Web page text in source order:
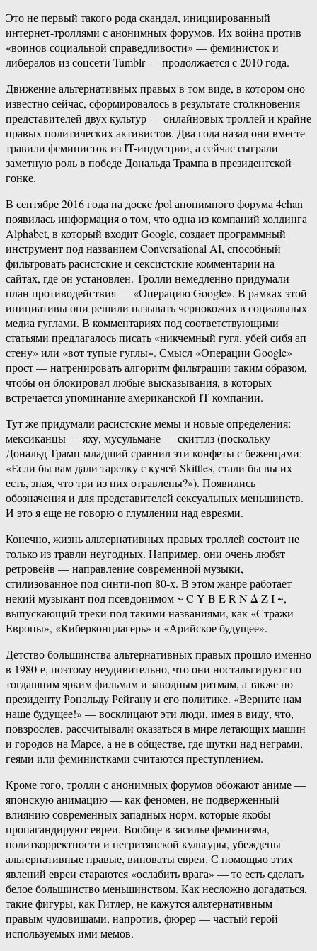
Это не первый такого рода скандал, инициированный
интернет-троллями с анонимных форумов. Их война против
«воинов социальной справедливости» — феминисток и
либералов из соцсети Tumblr — продолжается с 2010 года.
Движение альтернативных правых в том виде, в котором оно
известно сейчас, сформировалось в результате столкновения
представителей двух культур — онлайновых троллей и крайне
правых политических активистов. Два года назад они вместе
травили феминисток из IT-индустрии, а сейчас сыграли
заметную роль в победе Дональда Трампа в президентской
гонке.
В сентябре 2016 года на доске /pol анонимного форума 4chan
появилась информация о том, что одна из компаний холдинга
Alphabet, в который входит Google, создает программный
инструмент под названием Conversational AI, способный
фильтровать расистские и сексистские комментарии на
сайтах, где он установлен. Тролли немедленно придумали
план противодействия — «Операцию Google». В рамках этой
инициативы они решили называть чернокожих в социальных
медиа гуглами. В комментариях под соответствующими
статьями предлагалось писать «никчемный гугл, убей сибя ап
стену» или «вот тупые гуглы». Смысл «Операции Google»
прост — натренировать алгоритм фильтрации таким образом,
чтобы он блокировал любые высказывания, в которых
встречается упоминание американской IT-компании.
Тут же придумали расистские мемы и новые определения:
мексиканцы — яху, мусульмане — скиттлз (поскольку
Дональд Трамп-младший сравнил эти конфеты с беженцами:
«Если бы вам дали тарелку с кучей Skittles, стали бы вы их
есть, зная, что три из них отравлены?»). Появились
обозначения и для представителей сексуальных меньшинств.
И это я еще не говорю о глумлении над евреями.
Конечно, жизнь альтернативных правых троллей состоит не
только из травли неугодных. Например, они очень любят
ретровейв — направление современной музыки,
стилизованное под синти-поп 80-х. В этом жанре работает
некий музыкант под псевдонимом ~ C Y B E R N Δ Z I ~,
выпускающий треки под такими названиями, как «Стражи
Европы», «Киберконцлагерь» и «Арийское будущее».
Детство большинства альтернативных правых прошло именно
в 1980-е, поэтому неудивительно, что они ностальгируют по
тогдашним ярким фильмам и заводным ритмам, а также по
президенту Рональду Рейгану и его политике. «Верните нам
наше будущее!» — восклицают эти люди, имея в виду, что,
повзрослев, рассчитывали оказаться в мире летающих машин
и городов на Марсе, а не в обществе, где шутки над неграми,
геями или феминистками считаются преступлением.
Кроме того, тролли с анонимных форумов обожают аниме —
японскую анимацию — как феномен, не подверженный
влиянию современных западных норм, которые якобы
пропагандируют евреи. Вообще в засилье феминизма,
политкорректности и негритянской культуры, убеждены
альтернативные правые, виноваты евреи. С помощью этих
явлений евреи стараются «ослабить врага» — то есть сделать
белое большинство меньшинством. Как несложно догадаться,
такие фигуры, как Гитлер, не кажутся альтернативным
правым чудовищами, напротив, фюрер — частый герой
используемых ими мемов.